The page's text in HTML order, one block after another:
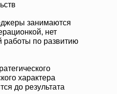
характера
до результата
занимаются
нет
работы по развитию